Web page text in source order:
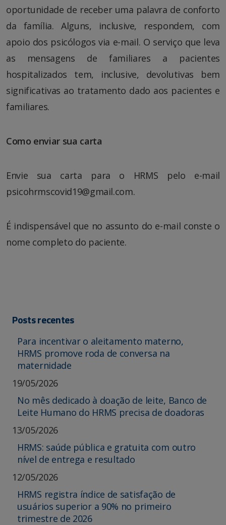
oportunidade de receber uma palavra de conforto
da família. Alguns, inclusive, respondem, com
apoio dos psicólogos via e-mail. O serviço que leva
as mensagens de familiares a pacientes
hospitalizados tem, inclusive, devolutivas bem
significativas ao tratamento dado aos pacientes e
familiares.
Como enviar sua carta
Envie sua carta para o HRMS pelo e-mail
psicohrmscovid19@gmail.com.
É indispensável que no assunto do e-mail conste o
nome completo do paciente.
Posts recentes
Para incentivar o aleitamento materno,
HRMS promove roda de conversa na
maternidade
19/05/2026
No mês dedicado à doação de leite, Banco de
Leite Humano do HRMS precisa de doadoras
13/05/2026
HRMS: saúde pública e gratuita com outro
nível de entrega e resultado
12/05/2026
HRMS registra índice de satisfação de
usuários superior a 90% no primeiro
trimestre de 2026